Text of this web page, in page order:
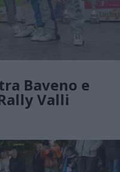
Baveno e
Valli